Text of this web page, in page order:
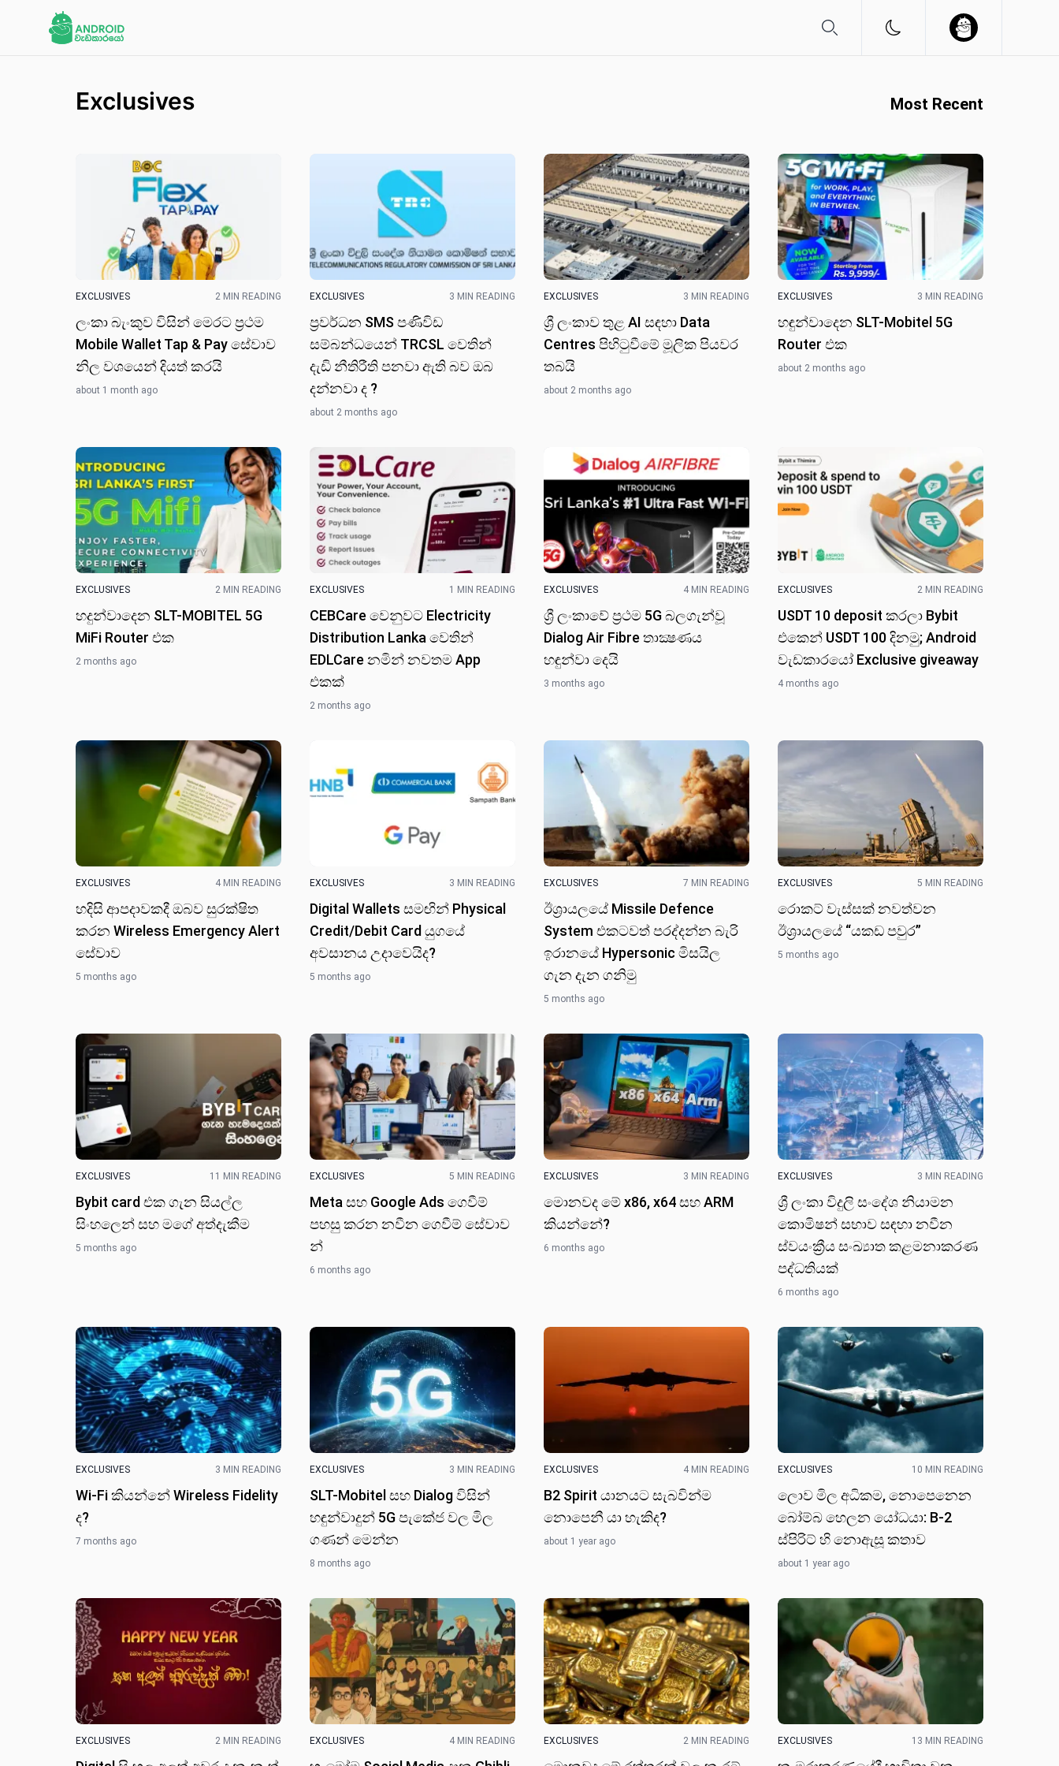
Exclusives Most Recent
EXCLUSIVES 2 MIN READING
ලංකා බැංකුව විසි​න් මෙරට ප්‍රථම
Mobile Wallet Tap & Pay සේවාව
නිල වශයෙන් දියත් කරයි
about 1 month ago
EXCLUSIVES 3 MIN READING
ප්‍රවර්ධන SMS පණිවිඩ
සම්බන්ධයෙන් TRCSL වෙතින්
දැඩි නීතිරීති පනවා ඇති බව ඔබ
දන්නවා ද ?
about 2 months ago
EXCLUSIVES 3 MIN READING
ශ්‍රී ලංකාව තුළ AI සඳහා Data
Centres පිහිටුවීමේ මූලික පියවර
තබයි
about 2 months ago
EXCLUSIVES 3 MIN READING
හඳුන්වාදෙන SLT-Mobitel 5G
Router එක
about 2 months ago
EXCLUSIVES 2 MIN READING
හදුන්වාදෙන SLT-MOBITEL 5G
MiFi Router එ​ක
2 months ago
EXCLUSIVES 1 MIN READING
CEBCare වෙනුවට Electricity
Distribution Lanka වෙතින්
EDLCare නමින් නවතම App
එකක්
2 months ago
EXCLUSIVES 4 MIN READING
ශ්‍රී ලංකාවේ ප්‍රථම 5G බලගැන්වූ
Dialog Air Fibre තාක්‍ෂණය
හඳුන්වා දෙයි
3 months ago
EXCLUSIVES 2 MIN READING
USDT 10 deposit කරලා Bybit
එකෙන් USDT 100 දිනමු; Android
වැඩකාරයෝ Exclusive giveaway
4 months ago
EXCLUSIVES 4 MIN READING
හදිසි ආපදාවකදී ඔබව සුරක්ෂිත
කරන Wireless Emergency Alert
සේවාව
5 months ago
EXCLUSIVES 3 MIN READING
Digital Wallets සමඟින් Physical
Credit/Debit Card යුගයේ
අවසානය උදාවෙයිද?
5 months ago
EXCLUSIVES 7 MIN READING
ඊශ්‍රායල​යේ Missile Defence
System එකටවත් පරද්දන්න බැරි
ඉරානයේ Hypersonic මිසයිල
ගැන දැන ගනි​මු
5 months ago
EXCLUSIVES 5 MIN READING
රොකට් වැස්සක් නවත්වන
ඊශ්‍රායලයේ “යකඩ පවුර”
5 months ago
EXCLUSIVES 11 MIN READING
Bybit card එක ගැන සියල්ල
සිංහලෙන් සහ මගේ අත්දැකී​ම
5 months ago
EXCLUSIVES 5 MIN READING
Meta සහ Google Ads ගෙවීම්
පහසු කරන නවීන ගෙවීම් සේවාව​
න්
6 months ago
EXCLUSIVES 3 MIN READING
මොනවද මේ x86, x64 සහ ARM
කියන්නේ?
6 months ago
EXCLUSIVES 3 MIN READING
ශ්‍රී ලංකා විදුලි සංදේශ නියාම​න
කොමිෂන් සභාව සඳ​හා නවී​න
ස්වයංක්‍රීය සංඛ්‍යාත කළමනාකරණ
පද්ධතියක්
6 months ago
EXCLUSIVES 3 MIN READING
Wi-Fi කියන්නේ Wireless Fidelity
ද?
7 months ago
EXCLUSIVES 3 MIN READING
SLT-Mobitel සහ Dialog විසින්
හඳුන්වාදුන් 5G පැකේජ වල මිල
ගණන් මෙන්න
8 months ago
EXCLUSIVES 4 MIN READING
B2 Spirit යානය​ට සැබවින්ම
නොපෙනී යා හැකිද?
about 1 year ago
EXCLUSIVES 10 MIN READING
ලොව මිල අධිකම, නොපෙනෙන
බෝම්බ හෙලන යෝධයා: B-2
ස්පිරිට් හි නොඇසූ කතාව
about 1 year ago
EXCLUSIVES 2 MIN READING EXCLUSIVES 4 MIN READING EXCLUSIVES 2 MIN READING EXCLUSIVES 13 MIN READING